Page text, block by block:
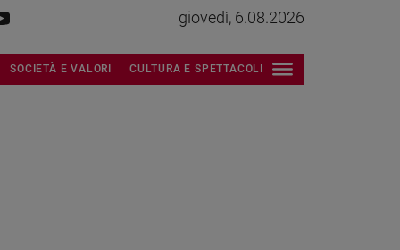
giovedì, 6.08.2026
SOCIETÀ E VALORI CULTURA E SPETTACOLI